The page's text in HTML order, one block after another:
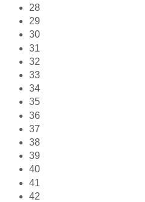
28
29
30
31
32
33
34
35
36
37
38
39
40
41
42